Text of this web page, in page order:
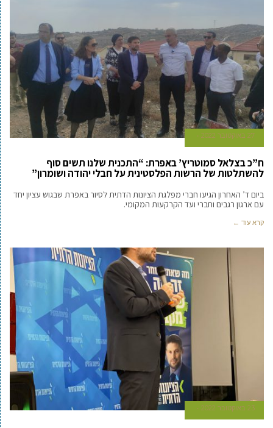
27 באוקטובר 2022
ח”כ בצלאל סמוטריץ’ באפרת: “התכנית שלנו תשים סוף
להשתלטות של הרשות הפלסטינית על חבלי יהודה ושומרון”
ביום ד’ האחרון הגיעו חברי מפלגת הציונות הדתית לסיור באפרת שבגוש עציון יחד
עם ארגון רגבים וחברי ועד הקרקעות המקומי.
קרא עוד ←
23 באוקטובר 2022